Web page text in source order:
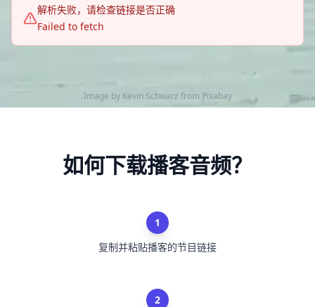
Image by Kevin Schwarz from Pixabay
解析失败，请检查链接是否正确
Failed to fetch
如何下载播客音频？
1
复制并粘贴播客的节目链接
2